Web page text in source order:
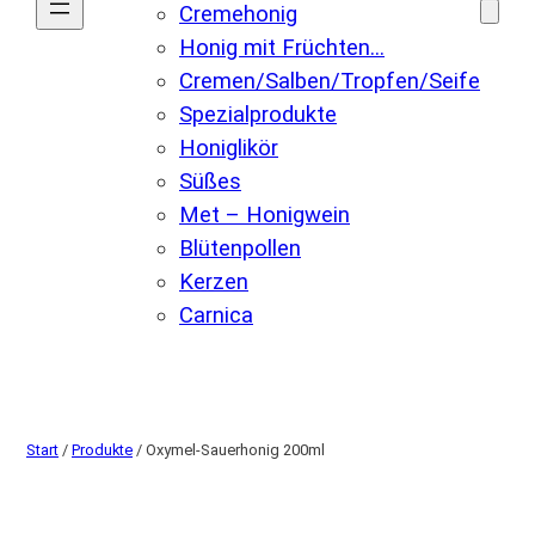
Cremehonig
Honig mit Früchten…
Cremen/Salben/Tropfen/Seife
Spezialprodukte
Honiglikör
Süßes
Met – Honigwein
Blütenpollen
Kerzen
Carnica
Start / Produkte / Oxymel-Sauerhonig 200ml